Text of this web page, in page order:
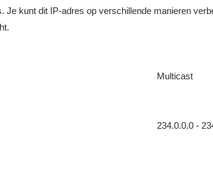
Je kunt dit IP-adres op verschillende manieren
Multicast
234.0.0.0 -